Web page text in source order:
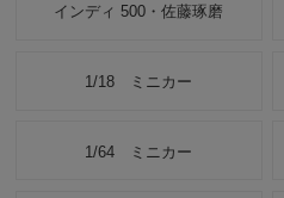
インディ 500・佐藤琢磨
1/18 ミニカー
1/64 ミニカー